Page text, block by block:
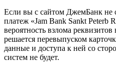
Если вы с сайтом ДжемБанк не
платеж «Jam Bank Sankt Peterb
вероятность взлома
решается перевыпуском
данные и доступа к ней со
систем не будет.